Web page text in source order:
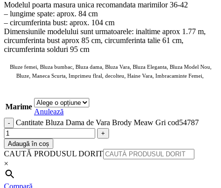
Modelul poarta masura unica recomandata marimilor 36-42
– lungime spate: aprox. 84 cm
– circumferinta bust: aprox. 104 cm
Dimensiunile modelului sunt urmatoarele: inaltime aprox 1.77 m,
circumferinta bust aprox 85 cm, circumferinta talie 61 cm,
circumferinta solduri 95 cm
Bluze femei, Bluza bumbac, Bluza dama, Bluza Vara, Bluza Eleganta, Bluza Model Nou,
Bluze, Maneca Scurta, Imprimeu flral, decolteu, Haine Vara, Imbracaminte Femei,
Marime
Anulează
Cantitate Bluza Dama de Vara Brody Meaw Gri cod54787
Adaugă în coș
CAUTĂ PRODUSUL DORIT
×